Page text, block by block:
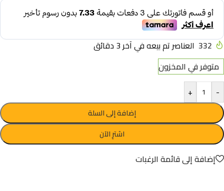
332 العناصر تم بيعه في آخر 3 دقائق
متوفر في المخزون
-
+
إضافة إلى السلة
اشترِ الآن
إضافة إلى قائمة الرغبات